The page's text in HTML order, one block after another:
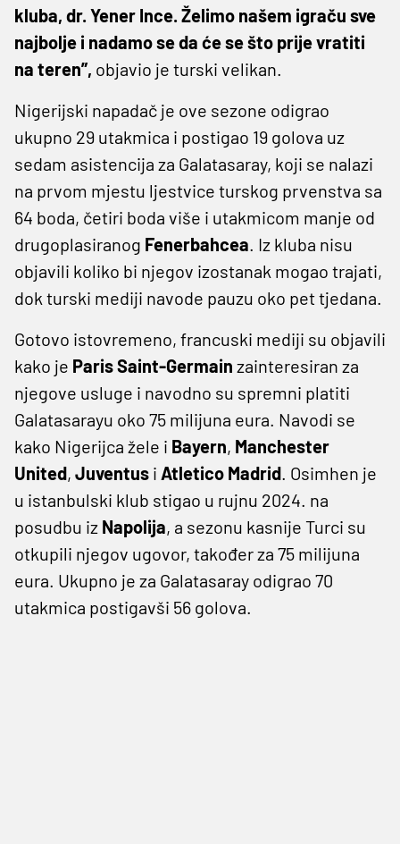
kluba, dr. Yener Ince. Želimo našem igraču sve
najbolje i nadamo se da će se što prije vratiti
na teren”, objavio je turski velikan.
Nigerijski napadač je ove sezone odigrao
ukupno 29 utakmica i postigao 19 golova uz
sedam asistencija za Galatasaray, koji se nalazi
na prvom mjestu ljestvice turskog prvenstva sa
64 boda, četiri boda više i utakmicom manje od
drugoplasiranog Fenerbahcea. Iz kluba nisu
objavili koliko bi njegov izostanak mogao trajati,
dok turski mediji navode pauzu oko pet tjedana.
Gotovo istovremeno, francuski mediji su objavili
kako je Paris Saint-Germain zainteresiran za
njegove usluge i navodno su spremni platiti
Galatasarayu oko 75 milijuna eura. Navodi se
kako Nigerijca žele i Bayern, Manchester
United, Juventus i Atletico Madrid. Osimhen je
u istanbulski klub stigao u rujnu 2024. na
posudbu iz Napolija, a sezonu kasnije Turci su
otkupili njegov ugovor, također za 75 milijuna
eura. Ukupno je za Galatasaray odigrao 70
utakmica postigavši 56 golova.